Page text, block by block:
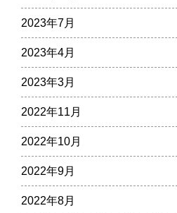
2023年7月
2023年4月
2023年3月
2022年11月
2022年10月
2022年9月
2022年8月